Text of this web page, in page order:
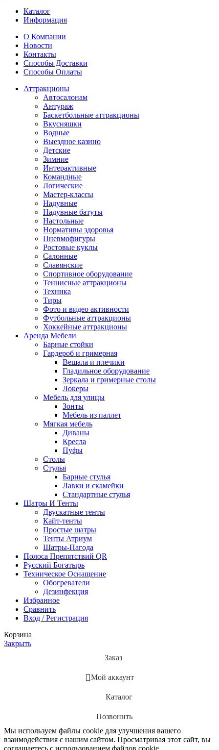
Каталог
Информация
О Компании
Новости
Контакты
Способы Доставки
Способы Оплаты
Аттракционы
Автосалонам
Антураж
Баскетбольные аттракционы
Вкусняшки
Водные
Выездное казино
Детские
Зимние
Интерактивные
Командные
Логические
Мастер-классы
Надувные
Надувные батуты
Настольные
Нормативы здоровья
Пневмофигуры
Ростовые куклы
Салонные
Славянские
Спортивное оборудование
Теннисные аттракционы
Техника
Тиры
Фото и видео активности
Футбольные аттракционы
Хоккейные аттракционы
Аренда Мебели
Барные стойки
Гардероб и гримерная
Вешала и плечики
Гладильное оборудование
Зеркала и гримерные столы
Локеры
Мебель для улицы
Зонты
Мебель из паллет
Мягкая мебель
Диваны
Кресла
Пуфы
Столы
Стулья
Барные стулья
Лавки и скамейки
Стандартные стулья
Шатры И Тенты
Двускатные тенты
Кайт-тенты
Простые шатры
Тенты Атриум
Шатры-Пагода
Полоса Препятствий QR
Русский Богатырь
Техническое Оснащение
Обогреватели
Дезинфекция
Избранное
Сравнить
Вход / Регистрация
Корзина
Закрыть
Заказ
Мой аккаунт
Каталог
Позвонить
Мы используем файлы cookie для улучшения вашего
взаимодействия с нашим сайтом. Просматривая этот сайт, вы
соглашаетесь с использованием файлов cookie.